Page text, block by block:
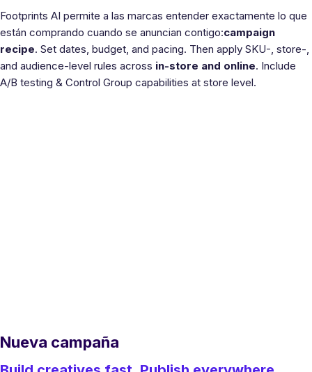
Footprints AI permite a las marcas entender exactamente lo que
están comprando cuando se anuncian contigo:campaign
recipe. Set dates, budget, and pacing. Then apply SKU-, store-,
and audience-level rules across in-store and online. Include
A/B testing & Control Group capabilities at store level.
Nueva campaña